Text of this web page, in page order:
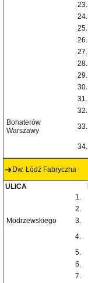
23.
24.
25.
26.
27.
28.
29.
30.
31.
32.
Bohaterów
Warszawy
33.
34.
Dw. Łódź Fabryczna
ULICA
1.
2.
Modrzewskiego
3.
4.
5.
6.
7.